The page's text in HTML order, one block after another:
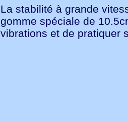
La stabilité à grande
gomme spéciale de
vibrations et de pratiquer